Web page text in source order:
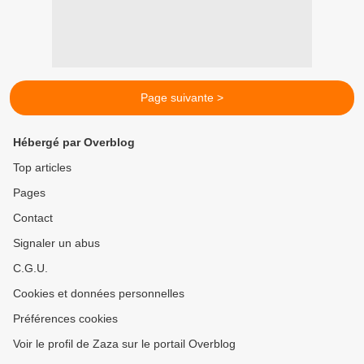
Page suivante >
Hébergé par Overblog
Top articles
Pages
Contact
Signaler un abus
C.G.U.
Cookies et données personnelles
Préférences cookies
Voir le profil de Zaza sur le portail Overblog